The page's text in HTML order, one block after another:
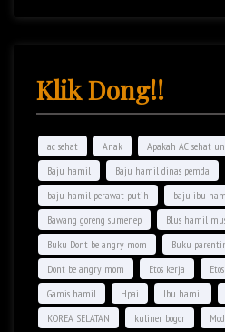
Klik Dong!!
ac sehat Anak Apakah AC sehat
Baju hamil
Baju hamil dinas pemda
baju hamil perawat putih
baju ibu
Bawang goreng sumenep
Blus hamil
Buku Dont be angry mom
Buku
Dont be angry mom
Etos kerja
Gamis hamil
Hpai Ibu hamil
KOREA SELATAN
kuliner bogor